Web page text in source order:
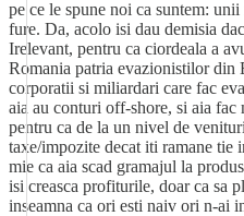
pe ce le spune noi ca suntem:
fure. Da, acolo isi dau demisia
Irelevant, pentru ca ciordeala a
Romania patria evazionistilor din
corporatii si miliardari care fac
aia au conturi off-shore, si aia
pentru ca de la un nivel de
taxe/impozite decat iti ramane tie
mie ca aia scad gramajul la
isi creasca profiturile, doar ca sa
inseamna ca ori esti naiv ori n-ai